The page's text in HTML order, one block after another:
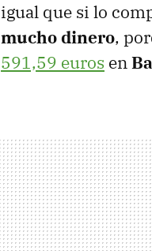
igual que si lo
mucho dinero,
591,59 euros en